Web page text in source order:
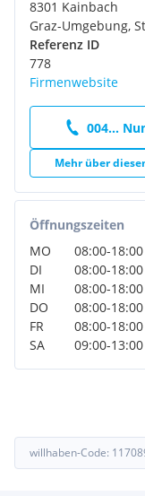
Importeuren bzw.
Gewährleistung im
Identifizierung des
unverbindlich und
für Tipp- und
sind einzig und
Schreibfehler und
8301 Kainbach
Graz-Umgebung,
Referenz ID
778
Firmenwebsite
004...
Mehr über
Öffnungszeiten
MO
08:00-18:00
DI
08:00-18:00
MI
08:00-18:00
DO
08:00-18:00
FR
08:00-18:00
SA
09:00-13:00
willhaben-Code: